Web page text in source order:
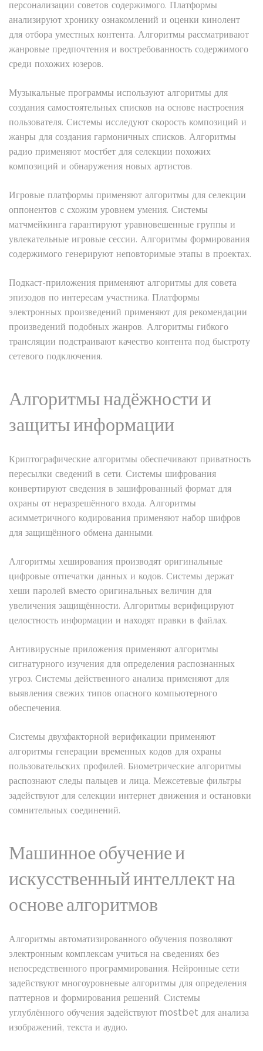
персонализации советов содержимого. Платформы
анализируют хронику ознакомлений и оценки кинолент
для отбора уместных контента. Алгоритмы рассматривают
жанровые предпочтения и востребованность содержимого
среди похожих юзеров.
Музыкальные программы используют алгоритмы для
создания самостоятельных списков на основе настроения
пользователя. Системы исследуют скорость композиций и
жанры для создания гармоничных списков. Алгоритмы
радио применяют мостбет для селекции похожих
композиций и обнаружения новых артистов.
Игровые платформы применяют алгоритмы для селекции
оппонентов с схожим уровнем умения. Системы
матчмейкинга гарантируют уравновешенные группы и
увлекательные игровые сессии. Алгоритмы формирования
содержимого генерируют неповторимые этапы в проектах.
Подкаст-приложения применяют алгоритмы для совета
эпизодов по интересам участника. Платформы
электронных произведений применяют для рекомендации
произведений подобных жанров. Алгоритмы гибкого
трансляции подстраивают качество контента под быстроту
сетевого подключения.
Алгоритмы надёжности и
защиты информации
Криптографические алгоритмы обеспечивают приватность
пересылки сведений в сети. Системы шифрования
конвертируют сведения в зашифрованный формат для
охраны от неразрешённого входа. Алгоритмы
асимметричного кодирования применяют набор шифров
для защищённого обмена данными.
Алгоритмы хеширования производят оригинальные
цифровые отпечатки данных и кодов. Системы держат
хеши паролей вместо оригинальных величин для
увеличения защищённости. Алгоритмы верифицируют
целостность информации и находят правки в файлах.
Антивирусные приложения применяют алгоритмы
сигнатурного изучения для определения распознанных
угроз. Системы действенного анализа применяют для
выявления свежих типов опасного компьютерного
обеспечения.
Системы двухфакторной верификации применяют
алгоритмы генерации временных кодов для охраны
пользовательских профилей. Биометрические алгоритмы
распознают следы пальцев и лица. Межсетевые фильтры
задействуют для селекции интернет движения и остановки
сомнительных соединений.
Машинное обучение и
искусственный интеллект на
основе алгоритмов
Алгоритмы автоматизированного обучения позволяют
электронным комплексам учиться на сведениях без
непосредственного программирования. Нейронные сети
задействуют многоуровневые алгоритмы для определения
паттернов и формирования решений. Системы
углублённого обучения задействуют mostbet для анализа
изображений, текста и аудио.